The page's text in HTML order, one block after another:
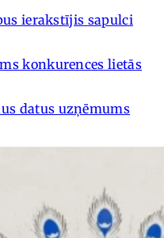
ierakstījis sapulci
konkurences lietās
datus uzņēmums